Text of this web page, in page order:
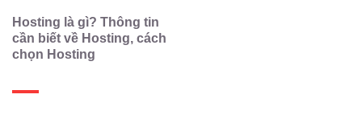
Hosting là gì? Thông tin
cần biết về Hosting, cách
chọn Hosting